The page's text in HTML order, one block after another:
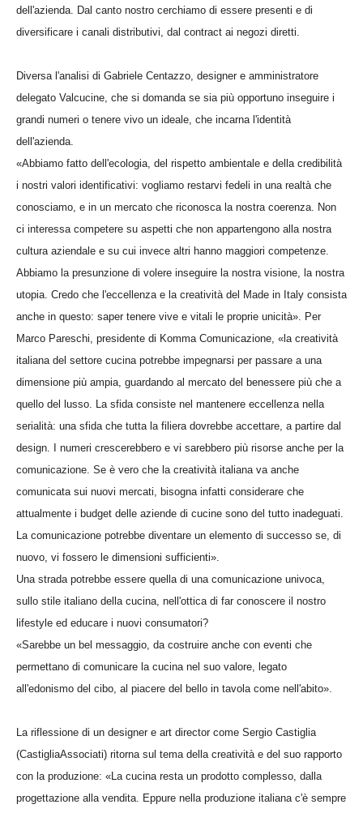
dell'azienda. Dal canto nostro cerchiamo di essere presenti e di
diversificare i canali distributivi, dal contract ai negozi diretti.
Diversa l'analisi di Gabriele Centazzo, designer e amministratore
delegato Valcucine, che si domanda se sia più opportuno inseguire i
grandi numeri o tenere vivo un ideale, che incarna l'identità
dell'azienda.
«Abbiamo fatto dell'ecologia, del rispetto ambientale e della credibilità
i nostri valori identificativi: vogliamo restarvi fedeli in una realtà che
conosciamo, e in un mercato che riconosca la nostra coerenza. Non
ci interessa competere su aspetti che non appartengono alla nostra
cultura aziendale e su cui invece altri hanno maggiori competenze.
Abbiamo la presunzione di volere inseguire la nostra visione, la nostra
utopia. Credo che l'eccellenza e la creatività del Made in Italy consista
anche in questo: saper tenere vive e vitali le proprie unicità». Per
Marco Pareschi, presidente di Komma Comunicazione, «la creatività
italiana del settore cucina potrebbe impegnarsi per passare a una
dimensione più ampia, guardando al mercato del benessere più che a
quello del lusso. La sfida consiste nel mantenere eccellenza nella
serialità: una sfida che tutta la filiera dovrebbe accettare, a partire dal
design. I numeri crescerebbero e vi sarebbero più risorse anche per la
comunicazione. Se è vero che la creatività italiana va anche
comunicata sui nuovi mercati, bisogna infatti considerare che
attualmente i budget delle aziende di cucine sono del tutto inadeguati.
La comunicazione potrebbe diventare un elemento di successo se, di
nuovo, vi fossero le dimensioni sufficienti».
Una strada potrebbe essere quella di una comunicazione univoca,
sullo stile italiano della cucina, nell'ottica di far conoscere il nostro
lifestyle ed educare i nuovi consumatori?
«Sarebbe un bel messaggio, da costruire anche con eventi che
permettano di comunicare la cucina nel suo valore, legato
all'edonismo del cibo, al piacere del bello in tavola come nell'abito».
La riflessione di un designer e art director come Sergio Castiglia
(CastigliaAssociati) ritorna sul tema della creatività e del suo rapporto
con la produzione: «La cucina resta un prodotto complesso, dalla
progettazione alla vendita. Eppure nella produzione italiana c'è sempre